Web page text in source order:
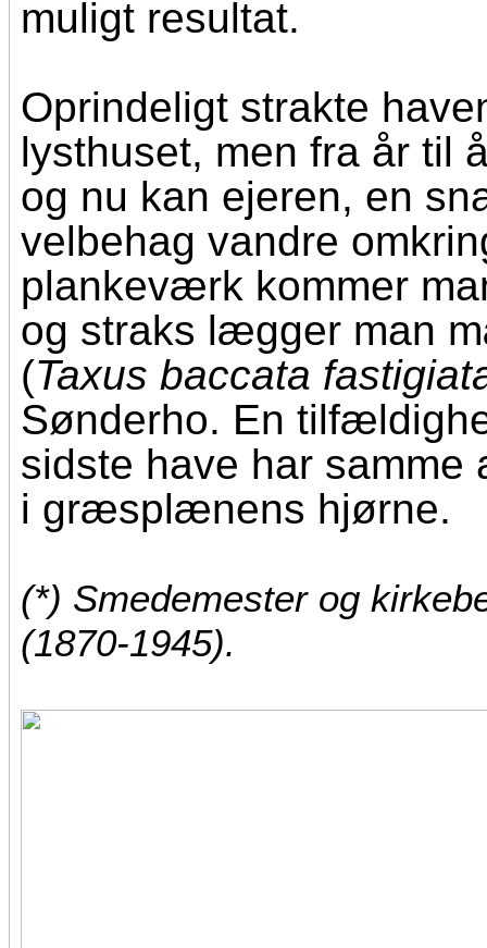
muligt resultat.
Oprindeligt strakte
lysthuset, men fra år til
og nu kan ejeren, en
velbehag vandre
plankeværk kommer
og straks lægger man
(Taxus baccata
Sønderho. En
sidste have har samme
i græsplænens hjørne.
(*) Smedemester og
(1870-1945).